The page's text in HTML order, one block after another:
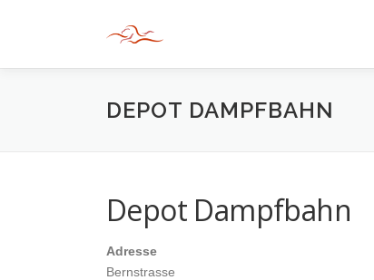
DEPOT DAMPFBAHN
Depot Dampfbahn
Adresse
Bernstrasse